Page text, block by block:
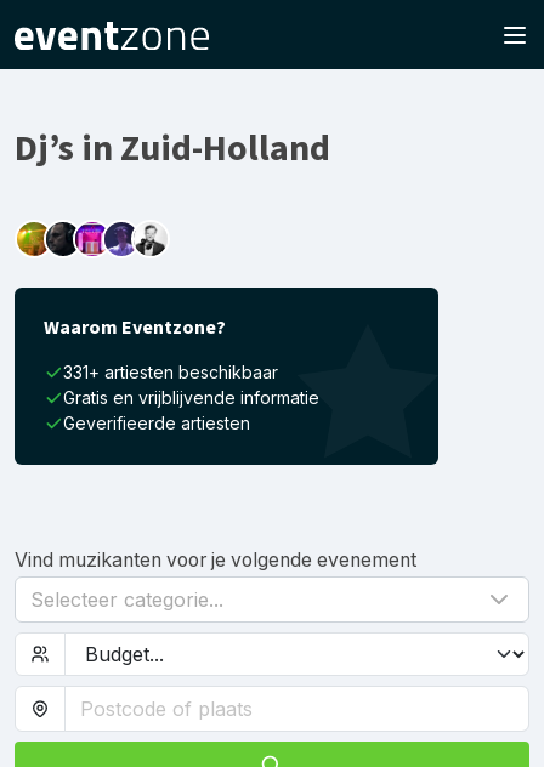
Dj’s in Zuid-Holland
Waarom Eventzone?
331+ artiesten beschikbaar
Gratis en vrijblijvende informatie
Geverifieerde artiesten
Vind muzikanten voor je volgende evenement
Selecteer categorie...